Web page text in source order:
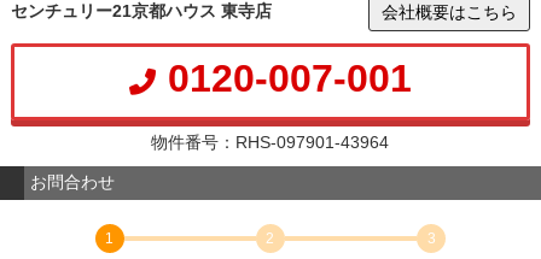
センチュリー21京都ハウス 東寺店 会社概要はこちら
0120-007-001
物件番号：RHS-097901-43964
お問合わせ
1
2
3